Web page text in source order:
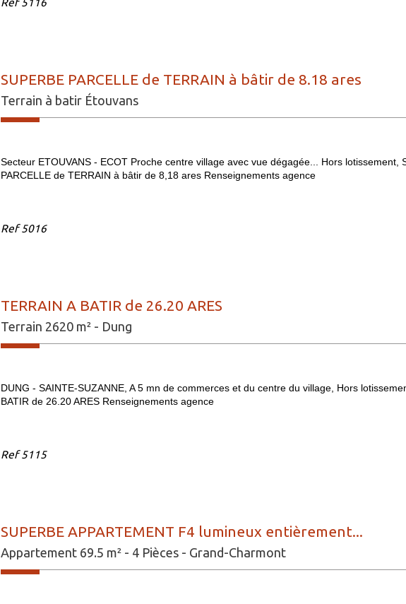
Ref5116
SUPERBE PARCELLE de TERRAIN à bâtir de 8.18 ares
Terrain à batir Étouvans
Secteur ETOUVANS - ECOT Proche centre village avec vue dégagée... Hors lotissement,
PARCELLE de TERRAIN à bâtir de 8,18 ares Renseignements agence
Ref5016
TERRAIN A BATIR de 26.20 ARES
Terrain 2620 m² - Dung
DUNG - SAINTE-SUZANNE, A 5 mn de commerces et du centre du village, Hors
BATIR de 26.20 ARES Renseignements agence
Ref5115
SUPERBE APPARTEMENT F4 lumineux entièrement...
Appartement 69.5 m² - 4 Pièces - Grand-Charmont